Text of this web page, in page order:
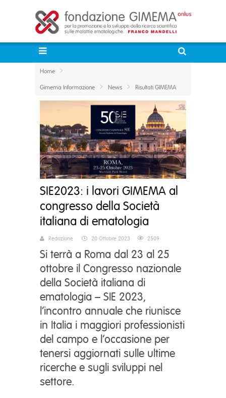
Home
Gimema Informazione
News Risultati GIMEMA
SIE2023: i lavori GIMEMA al
congresso della Società
italiana di ematologia
Redazione 20 Ottobre 2023 2509
Si terrà a Roma dal 23 al 25
ottobre il Congresso nazionale
della Società italiana di
ematologia – SIE 2023,
l’incontro annuale che riunisce
in Italia i maggiori professionisti
del campo e l’occasione per
tenersi aggiornati sulle ultime
ricerche e sugli sviluppi nel
settore.